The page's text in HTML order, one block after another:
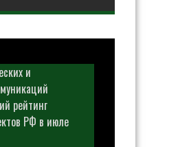
и
рейтинг
РФ в июле